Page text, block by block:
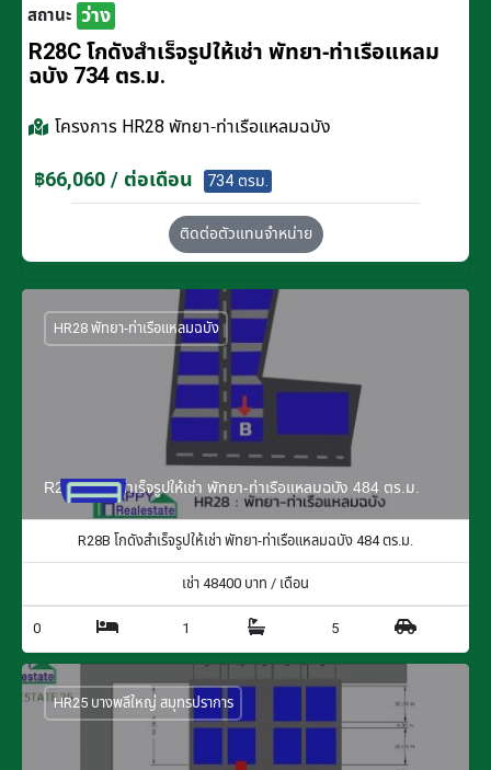
สถานะ ว่าง
R28C โกดังสำเร็จรูปให้เช่า พัทยา-ท่าเรือแหลม
ฉบัง 734 ตร.ม.
โครงการ HR28 พัทยา-ท่าเรือแหลมฉบัง
฿66,060 / ต่อเดือน 734 ตรม.
ติดต่อตัวแทนจำหน่าย
R28B โกดังสำเร็จรูปให้เช่า พัทยา-ท่าเรือแหลมฉบัง 484 ตร.ม.
HR28 พัทยา-ท่าเรือแหลมฉบัง
R28B โกดังสำเร็จรูปให้เช่า พัทยา-ท่าเรือแหลมฉบัง 484 ตร.ม.
เช่า48400 บาท / เดือน
0 1 5
HR25 บางพลีใหญ่ สมุทรปราการ